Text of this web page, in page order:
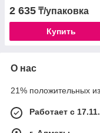
2 635 ₸/упаковка
Купить
О нас
21% положительных
Работает с